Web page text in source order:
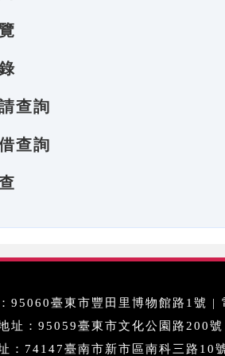
查詢
查詢
95060臺東市豐田里博物館路1號 |
址：95059臺東市文化公園路200
：74147臺南市新市區南科三路10